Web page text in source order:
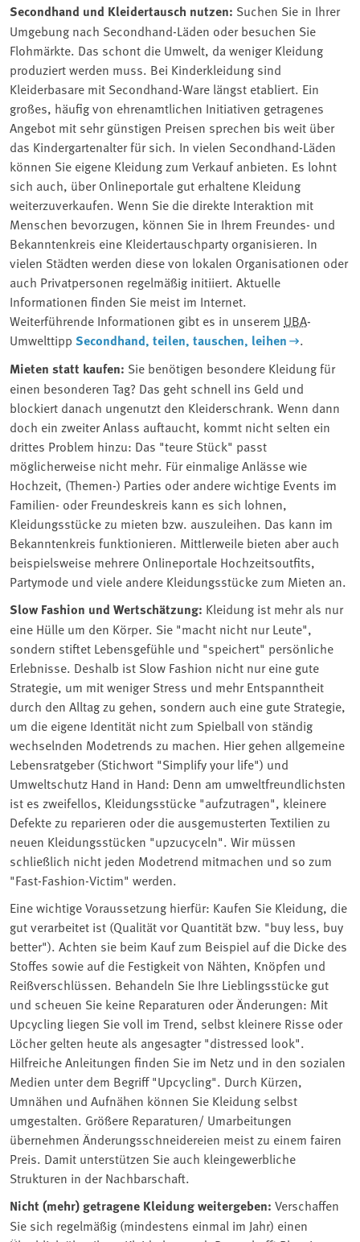
Secondhand und Kleidertausch nutzen: Suchen Sie in Ihrer
Umgebung nach Secondhand-Läden oder besuchen Sie
Flohmärkte. Das schont die Umwelt, da weniger Kleidung
produziert werden muss. Bei Kinderkleidung sind
Kleiderbasare mit Secondhand-Ware längst etabliert. Ein
großes, häufig von ehrenamtlichen Initiativen getragenes
Angebot mit sehr günstigen Preisen sprechen bis weit über
das Kindergartenalter für sich. In vielen Secondhand-Läden
können Sie eigene Kleidung zum Verkauf anbieten. Es lohnt
sich auch, über Onlineportale gut erhaltene Kleidung
weiterzuverkaufen. Wenn Sie die direkte Interaktion mit
Menschen bevorzugen, können Sie in Ihrem Freundes- und
Bekanntenkreis eine Kleidertauschparty organisieren. In
vielen Städten werden diese von lokalen Organisationen oder
auch Privatpersonen regelmäßig initiiert. Aktuelle
Informationen finden Sie meist im Internet.
Weiterführende Informationen gibt es in unserem UBA-
Umwelttipp Secondhand, teilen, tauschen, leihen .
Mieten statt kaufen: Sie benötigen besondere Kleidung für
einen besonderen Tag? Das geht schnell ins Geld und
blockiert danach ungenutzt den Kleiderschrank. Wenn dann
doch ein zweiter Anlass auftaucht, kommt nicht selten ein
drittes Problem hinzu: Das "teure Stück" passt
möglicherweise nicht mehr. Für einmalige Anlässe wie
Hochzeit, (Themen-) Parties oder andere wichtige Events im
Familien- oder Freundeskreis kann es sich lohnen,
Kleidungsstücke zu mieten bzw. auszuleihen. Das kann im
Bekanntenkreis funktionieren. Mittlerweile bieten aber auch
beispielsweise mehrere Onlineportale Hochzeitsoutfits,
Partymode und viele andere Kleidungsstücke zum Mieten an.
Slow Fashion und Wertschätzung: Kleidung ist mehr als nur
eine Hülle um den Körper. Sie "macht nicht nur Leute",
sondern stiftet Lebensgefühle und "speichert" persönliche
Erlebnisse. Deshalb ist Slow Fashion nicht nur eine gute
Strategie, um mit weniger Stress und mehr Entspanntheit
durch den Alltag zu gehen, sondern auch eine gute Strategie,
um die eigene Identität nicht zum Spielball von ständig
wechselnden Modetrends zu machen. Hier gehen allgemeine
Lebensratgeber (Stichwort "Simplify your life") und
Umweltschutz Hand in Hand: Denn am umweltfreundlichsten
ist es zweifellos, Kleidungsstücke "aufzutragen", kleinere
Defekte zu reparieren oder die ausgemusterten Textilien zu
neuen Kleidungsstücken "upzucyceln". Wir müssen
schließlich nicht jeden Modetrend mitmachen und so zum
"Fast-Fashion-Victim" werden.
Eine wichtige Voraussetzung hierfür: Kaufen Sie Kleidung, die
gut verarbeitet ist (Qualität vor Quantität bzw. "buy less, buy
better"). Achten sie beim Kauf zum Beispiel auf die Dicke des
Stoffes sowie auf die Festigkeit von Nähten, Knöpfen und
Reißverschlüssen. Behandeln Sie Ihre Lieblingsstücke gut
und scheuen Sie keine Reparaturen oder Änderungen: Mit
Upcycling liegen Sie voll im Trend, selbst kleinere Risse oder
Löcher gelten heute als angesagter "distressed look".
Hilfreiche Anleitungen finden Sie im Netz und in den sozialen
Medien unter dem Begriff "Upcycling". Durch Kürzen,
Umnähen und Aufnähen können Sie Kleidung selbst
umgestalten. Größere Reparaturen/ Umarbeitungen
übernehmen Änderungsschneidereien meist zu einem fairen
Preis. Damit unterstützen Sie auch kleingewerbliche
Strukturen in der Nachbarschaft.
Nicht (mehr) getragene Kleidung weitergeben: Verschaffen
Sie sich regelmäßig (mindestens einmal im Jahr) einen